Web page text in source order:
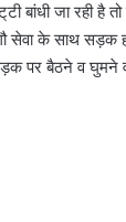
जा रही है तो
सेवा के साथ सड़क
पर बैठने व